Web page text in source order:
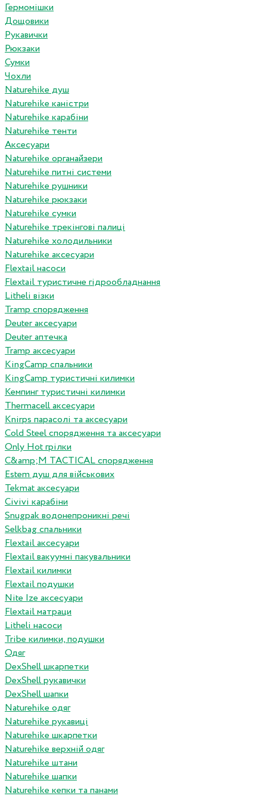
Гермомішки
Дощовики
Рукавички
Рюкзаки
Сумки
Чохли
Naturehike душ
Naturehike каністри
Naturehike карабіни
Naturehike тенти
Аксесуари
Naturehike органайзери
Naturehike питні системи
Naturehike рушники
Naturehike рюкзаки
Naturehike сумки
Naturehike трекінгові палиці
Naturehike холодильники
Naturehike аксесуари
Flextail насоси
Flextail туристичне гідрообладнання
Litheli візки
Tramp спорядження
Deuter аксесуари
Deuter аптечка
Tramp аксесуари
KingCamp спальники
KingCamp туристичні килимки
Кемпинг туристичні килимки
Thermacell аксесуари
Knirps парасолі та аксесуари
Cold Steel спорядження та аксесуари
Only Hot грілки
C&amp;M TACTICAL спорядження
Estem душ для військових
Tekmat аксесуари
Сivivi карабіни
Snugpak водонепроникні речі
Selkbag спальники
Flextail аксесуари
Flextail вакуумні пакувальники
Flextail килимки
Flextail подушки
Nite Ize аксесуари
Flextail матраци
Litheli насоси
Tribe килимки, подушки
Одяг
DexShell шкарпетки
DexShell рукавички
DexShell шапки
Naturehike одяг
Naturehike рукавиці
Naturehike шкарпетки
Naturehike верхній одяг
Naturehike штани
Naturehike шапки
Naturehike кепки та панами